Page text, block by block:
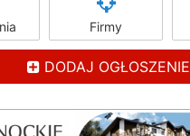
Firmy
DODAJ OGŁOSZENIE